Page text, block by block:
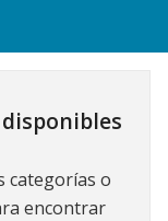
categorías o
encontrar